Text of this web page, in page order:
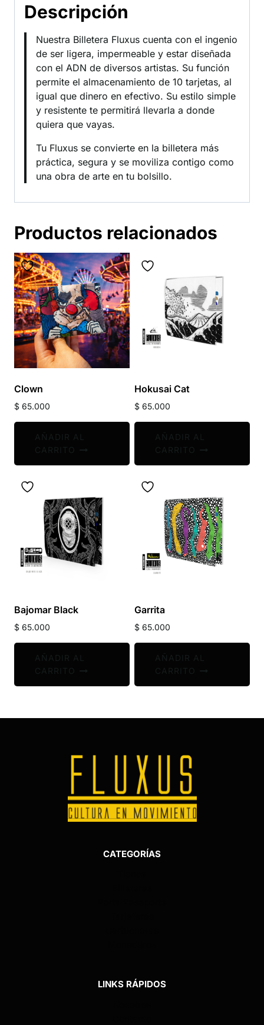
Descripción
Nuestra Billetera Fluxus cuenta con el ingenio
de ser ligera, impermeable y estar diseñada
con el ADN de diversos artistas. Su función
permite el almacenamiento de 10 tarjetas, al
igual que dinero en efectivo. Su estilo simple
y resistente te permitirá llevarla a donde
quiera que vayas.
Tu Fluxus se convierte en la billetera más
práctica, segura y se moviliza contigo como
una obra de arte en tu bolsillo.
Productos relacionados
Clown
$ 65.000
AÑADIR AL
CARRITO
Hokusai Cat
$ 65.000
AÑADIR AL
CARRITO
Bajomar Black
$ 65.000
AÑADIR AL
CARRITO
Garrita
$ 65.000
AÑADIR AL
CARRITO
CATEGORÍAS
LINKS RÁPIDOS